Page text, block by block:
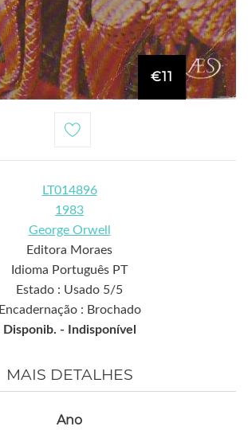
€11
LT014896
1983
George Orwell
Editora Moraes
Idioma Português PT
Estado : Usado 5/5
Encadernação : Brochado
Disponib. -
Indisponível
MAIS DETALHES
Ano